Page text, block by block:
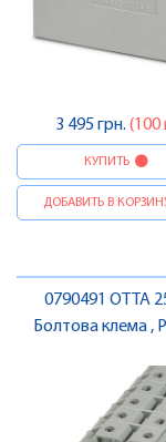
3 495 грн. (100
КУПИТЬ
ДОБАВИТЬ В
0790491 OTTA
Болтова клема , Pheonix